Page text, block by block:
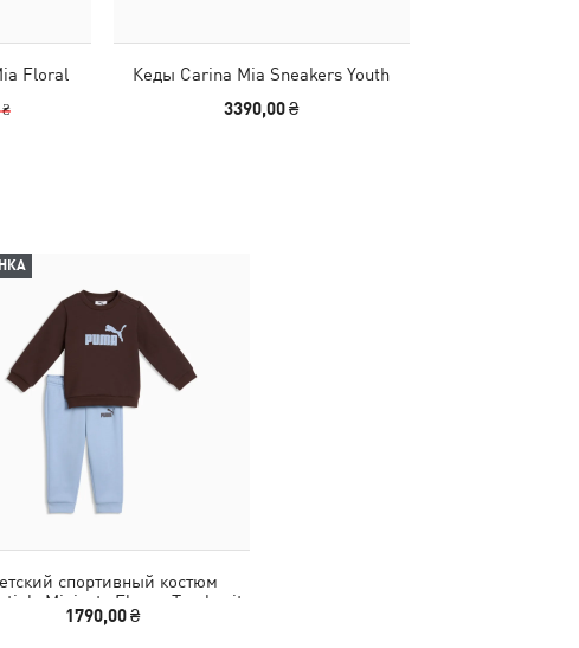
Floral
₴
Кеды Carina Mia Sneakers Youth
3390,00 ₴
спортивный костюм
Minicats Fleece Tracksuit
Toddlers
1790,00 ₴